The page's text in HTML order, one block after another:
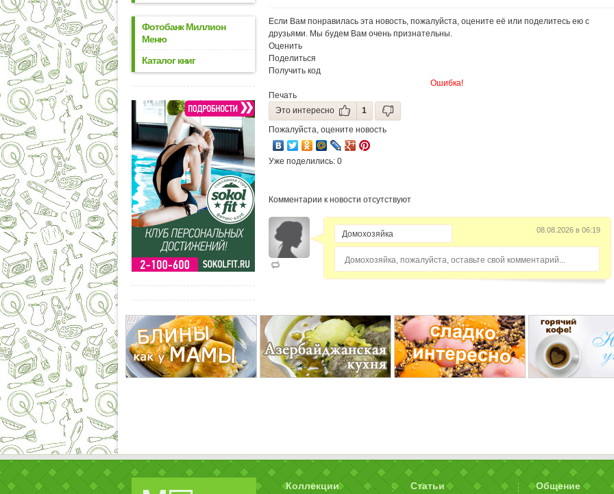
Фотобанк Миллион
Меню
Каталог книг
Если Вам понравилась эта новость, пожалуйста, оцените её или поделитесь ею с
друзьями. Мы будем Вам очень признательны.
Оценить
Поделиться
Получить код
Ошибка!
Печать
Это интересно
1
Пожалуйста, оцените новость
Уже поделились: 0
Комментарии к новости отсутствуют
08.08.2026 в 06:19
Домохозяйка, пожалуйста, оставьте свой комментарий...
Коллекции
Статьи Общение